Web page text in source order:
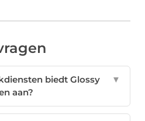
biedt Glossy
aan?
▼